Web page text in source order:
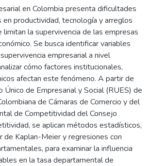
en Colombia presenta dificultades
en productividad, tecnología y arreglos
limitan la supervivencia de las empresas
Se busca identificar variables
empresarial a nivel
cómo factores institucionales,
afectan este fenómeno. A partir de
de Empresarial y Social (RUES) de
de Cámaras de Comercio y del
de Competitividad del Consejo
se aplican métodos estadísticos,
de Kaplan-Meier y regresiones con
para examinar la influencia
en la tasa departamental de